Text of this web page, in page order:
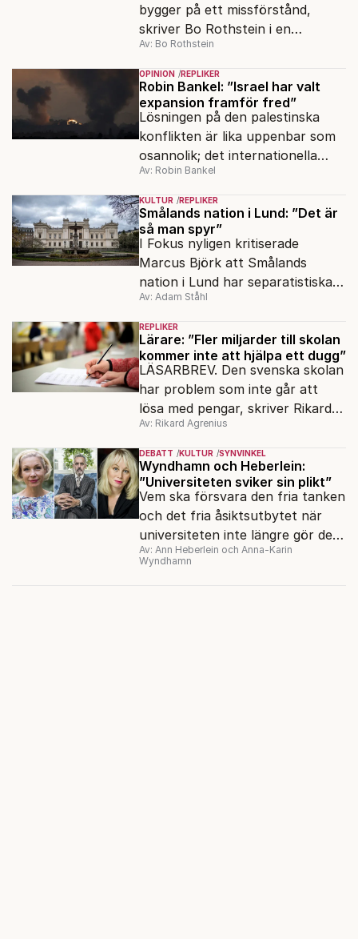
bygger på ett missförstånd,
skriver Bo Rothstein i en
slutreplik. Men det finns en
punkt där de är oeniga.
Av: Bo Rothstein
OPINION REPLIKER
Robin Bankel: ”Israel har valt
expansion framför fred”
Lösningen på den palestinska
konflikten är lika uppenbar som
osannolik; det internationella
samfundet måste agera kraftfullt
och beslutsamt för att
upprätthålla folkrätten, skriver
Robin Bankel i en replik till Bo
Rothstein.
Av: Robin Bankel
KULTUR REPLIKER
Smålands nation i Lund: ”Det är
så man spyr”
I Fokus nyligen kritiserade
Marcus Björk att Smålands
nation i Lund har separatistiska
möten. Men det har ju den arga
högern också.
Av: Adam Ståhl
REPLIKER
Lärare: ”Fler miljarder till skolan
kommer inte att hjälpa ett dugg”
LÄSARBREV. Den svenska skolan
har problem som inte går att
lösa med pengar, skriver Rikard
Agrenius, pensionerad lärare.
Av: Rikard Agrenius
DEBATT KULTUR SYNVINKEL
Wyndhamn och Heberlein:
”Universiteten sviker sin plikt”
Vem ska försvara den fria tanken
och det fria åsiktsutbytet när
universiteten inte längre gör det?
Det undrar Ann Heberlein och
Av: Ann Heberlein och Anna-Karin
Wyndhamn